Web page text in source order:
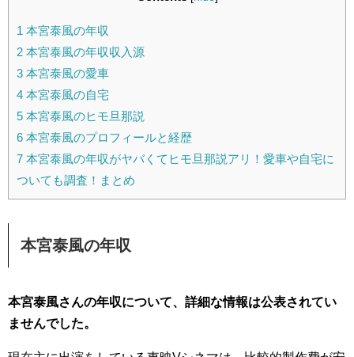
1 本宮泰風の年収
2 本宮泰風の年収収入源
3 本宮泰風の愛車
4 本宮泰風の自宅
5 本宮泰風のヒモ旦那説
6 本宮泰風のプロフィールと経歴
7 本宮泰風の年収がヤバくてヒモ旦那説アリ！愛車や自宅に
ついても調査！まとめ
本宮泰風の年収
本宮泰風さんの年収について、詳細な情報は公表されてい
ませんでした。